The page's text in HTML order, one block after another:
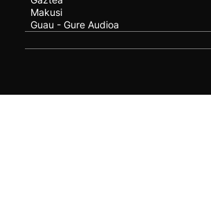
Makusi
Guau - Gure Audioa